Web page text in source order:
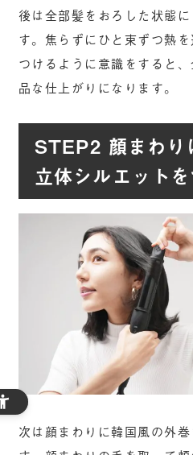
後は全部髪をおろした状態
す。焦らずにひと束ずつ熱
つけるように意識をすると
品な仕上がりになります。
STEP2 顔まわり
立体シルエット
次は顔まわりに韓国風の外